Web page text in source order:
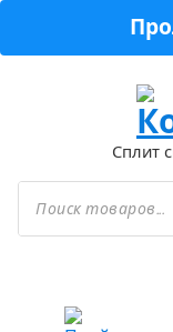
Сплит
Поиск
товаров